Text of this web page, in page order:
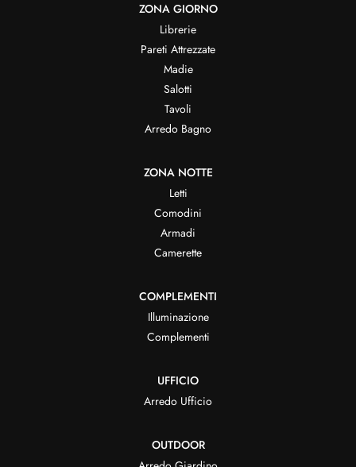
ZONA GIORNO
Librerie
Pareti Attrezzate
Madie
Salotti
Tavoli
Arredo Bagno
ZONA NOTTE
Letti
Comodini
Armadi
Camerette
COMPLEMENTI
Illuminazione
Complementi
UFFICIO
Arredo Ufficio
OUTDOOR